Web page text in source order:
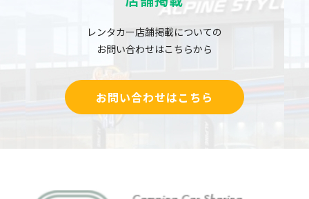
レンタカー店舗掲載についての
お問い合わせはこちらから
お問い合わせはこちら